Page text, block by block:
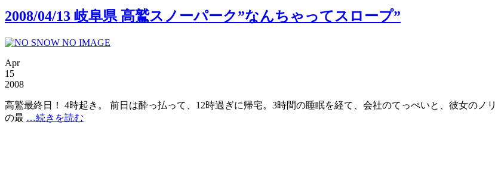
2008/04/13 岐阜県 高鷲スノーパーク”なんちゃってスロープ”
Apr
15
2008
高鷲最終日！ 4時起き。 前日は酔っ払って、12時過ぎに帰宅。3時間の睡眠を経て、会社のてっぺいと、彼女の
の最 …続きを読む